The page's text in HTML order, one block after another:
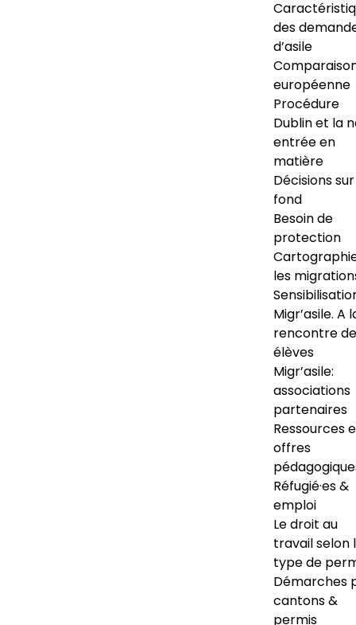
des
d’asile
européenne
Procédure
Dublin et la
entrée en
matière
Décisions
fond
Besoin de
protection
les
Migr’asile. A
rencontre
élèves
Migr’asile:
associations
partenaires
Ressources
offres
Réfugié·es &
emploi
Le droit au
travail selon
type de
Démarches
cantons &
permis